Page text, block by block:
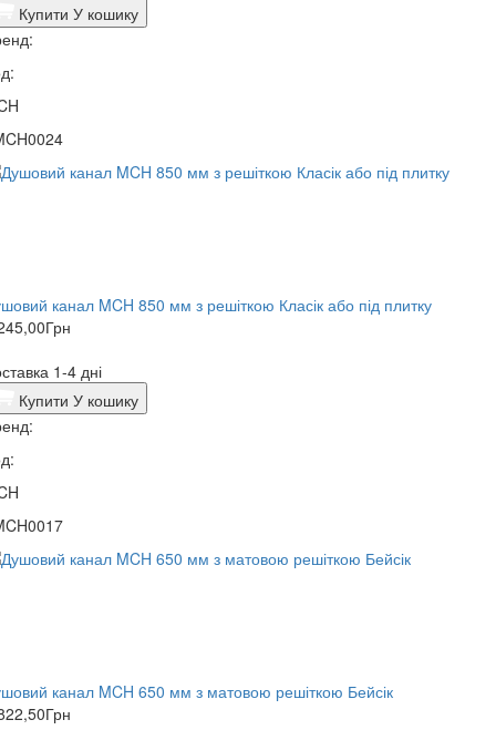
Купити У кошику
канал MCH 850 мм з решіткою Класік або під плитку
Грн
1-4 дні
Купити У кошику
канал MCH 650 мм з матовою решіткою Бейсік
Грн